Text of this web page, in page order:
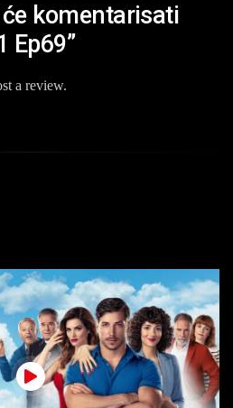
komentarisati
Ep69”
a review.